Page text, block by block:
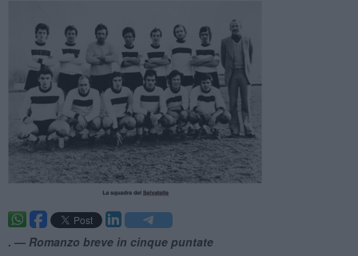
. — Romanzo breve in cinque puntate